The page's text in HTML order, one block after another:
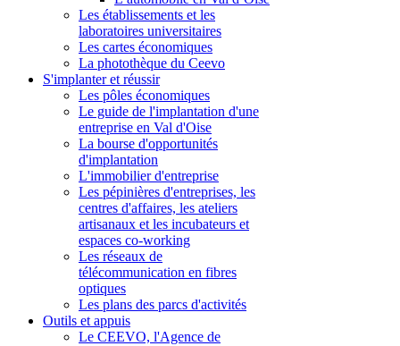
Les établissements et les
laboratoires universitaires
Les cartes économiques
La photothèque du Ceevo
S'implanter et réussir
Les pôles économiques
Le guide de l'implantation d'une
entreprise en Val d'Oise
La bourse d'opportunités
d'implantation
L'immobilier d'entreprise
Les pépinières d'entreprises, les
centres d'affaires, les ateliers
artisanaux et les incubateurs et
espaces co-working
Les réseaux de
télécommunication en fibres
optiques
Les plans des parcs d'activités
Outils et appuis
Le CEEVO, l'Agence de